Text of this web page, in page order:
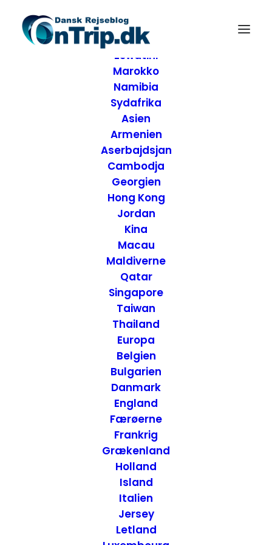
Destinationer
Afrika
Eswatini
Marokko
Namibia
Sydafrika
Asien
Armenien
Aserbajdsjan
Cambodja
Georgien
Hong Kong
Jordan
Kina
Macau
Maldiverne
Qatar
Singapore
Taiwan
Thailand
Europa
Belgien
Bulgarien
Danmark
England
Færøerne
Frankrig
Grækenland
Holland
Island
Italien
Jersey
Letland
Sukkertoppen - Rio
de Janeiro, Brasilien
ATTRAKTIONER
SEIER - ONTRIP.DK